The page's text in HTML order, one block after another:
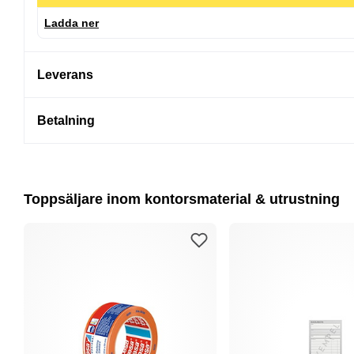
Ladda ner
Leverans
Betalning
Toppsäljare inom kontorsmaterial & utrustning